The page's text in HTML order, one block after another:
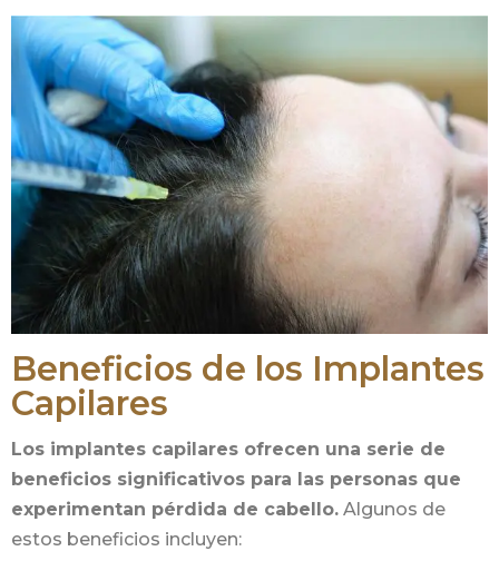
Beneficios de los Implantes
Capilares
Los implantes capilares ofrecen una serie de
beneficios significativos para las personas que
experimentan pérdida de cabello. Algunos de
estos beneficios incluyen: